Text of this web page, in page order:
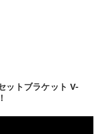
ットブラケット V-